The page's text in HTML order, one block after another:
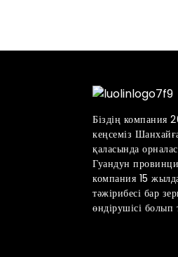
Біздің компания
кеңсеміз
қаласында
Гуандун
компания 15
тәжірибесі бар
өндірушісі болып